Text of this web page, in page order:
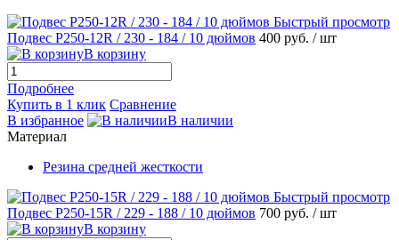
Быстрый просмотр
Подвес Р250-12R / 230 - 184 / 10 дюймов 400 руб. / шт
В корзину
Подробнее
Купить в 1 клик Сравнение
В избранное
В наличии
Материал
Резина средней жесткости
Быстрый просмотр
Подвес Р250-15R / 229 - 188 / 10 дюймов 700 руб. / шт
В корзину